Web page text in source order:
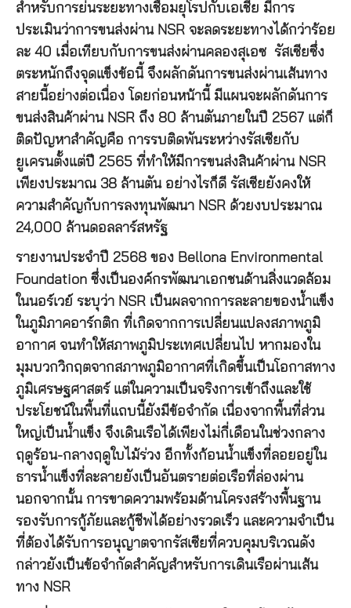
สำหรับการย่นระยะทางเชื่อมยุโรปกับเอเชีย มีการ
ประเมินว่าการขนส่งผ่าน NSR จะลดระยะทางได้กว่าร้อย
ละ 40 เมื่อเทียบกับการขนส่งผ่านคลองสุเอซ รัสเซียซึ่ง
ตระหนักถึงจุดแข็งข้อนี้ จึงผลักดันการขนส่งผ่านเส้นทาง
สายนี้อย่างต่อเนื่อง โดยก่อนหน้านี้ มีแผนจะผลักดันการ
ขนส่งสินค้าผ่าน NSR ถึง 80 ล้านตันภายในปี 2567 แต่ก็
ติดปัญหาสำคัญคือ การรบติดพันระหว่างรัสเซียกับ
ยูเครนตั้งแต่ปี 2565 ที่ทำให้มีการขนส่งสินค้าผ่าน NSR
เพียงประมาณ 38 ล้านตัน อย่างไรก็ดี รัสเซียยังคงให้
ความสำคัญกับการลงทุนพัฒนา NSR ด้วยงบประมาณ
24,000 ล้านดอลลาร์สหรัฐ
รายงานประจำปี 2568 ของ Bellona Environmental
Foundation ซึ่งเป็นองค์กรพัฒนาเอกชนด้านสิ่งแวดล้อม
ในนอร์เวย์ ระบุว่า NSR เป็นผลจากการละลายของน้ำแข็ง
ในภูมิภาคอาร์กติก ที่เกิดจากการเปลี่ยนแปลงสภาพภูมิ
อากาศ จนทำให้สภาพภูมิประเทศเปลี่ยนไป หากมองใน
มุมบวกวิกฤตจากสภาพภูมิอากาศที่เกิดขึ้นเป็นโอกาสทาง
ภูมิเศรษฐศาสตร์ แต่ในความเป็นจริงการเข้าถึงและใช้
ประโยชน์ในพื้นที่แถบนี้ยังมีข้อจำกัด เนื่องจากพื้นที่ส่วน
ใหญ่เป็นน้ำแข็ง จึงเดินเรือได้เพียงไม่กี่เดือนในช่วงกลาง
ฤดูร้อน-กลางฤดูใบไม้ร่วง อีกทั้งก้อนน้ำแข็งที่ลอยอยู่ใน
ธารน้ำแข็งที่ละลายยังเป็นอันตรายต่อเรือที่ล่องผ่าน
นอกจากนั้น การขาดความพร้อมด้านโครงสร้างพื้นฐาน
รองรับการกู้ภัยและกู้ชีพได้อย่างรวดเร็ว และความจำเป็น
ที่ต้องได้รับการอนุญาตจากรัสเซียที่ควบคุมบริเวณดัง
กล่าวยังเป็นข้อจำกัดสำคัญสำหรับการเดินเรือผ่านเส้น
ทาง NSR